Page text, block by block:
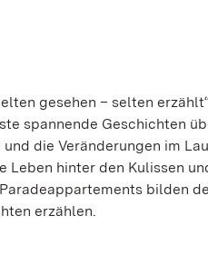
gesehen – selten
spannende Geschichten
die Veränderungen im
Leben hinter den Kulissen
bilden
erzählen.